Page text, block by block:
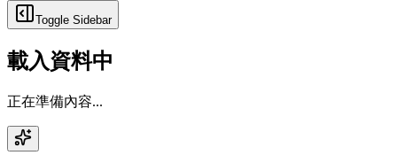
Toggle Sidebar
載入資料中
正在準備內容...